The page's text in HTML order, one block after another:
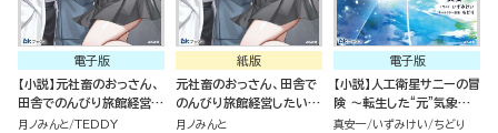
電子版
【小説】元社畜のおっさん、
田舎でのんびり旅館経営し
たいだけなのに勝手に世界
月ノみんと TEDDY
紙版
元社畜のおっさん、田舎で
のんびり旅館経営したいだ
けなのに勝手に世界最強認
月ノみんと
電子版
【小説】人工衛星サニーの冒
険 ～転生した“元”気象衛
星がお天気令嬢になるまで
真安一 いずみけい ちどり